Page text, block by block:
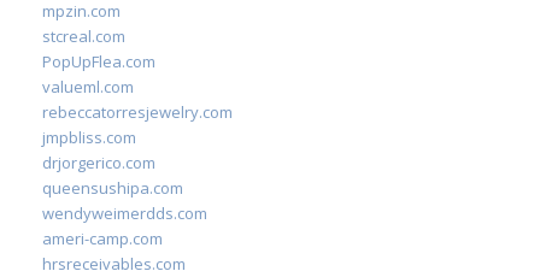
mpzin.com
stcreal.com
PopUpFlea.com
valueml.com
rebeccatorresjewelry.com
jmpbliss.com
drjorgerico.com
queensushipa.com
wendyweimerdds.com
ameri-camp.com
hrsreceivables.com